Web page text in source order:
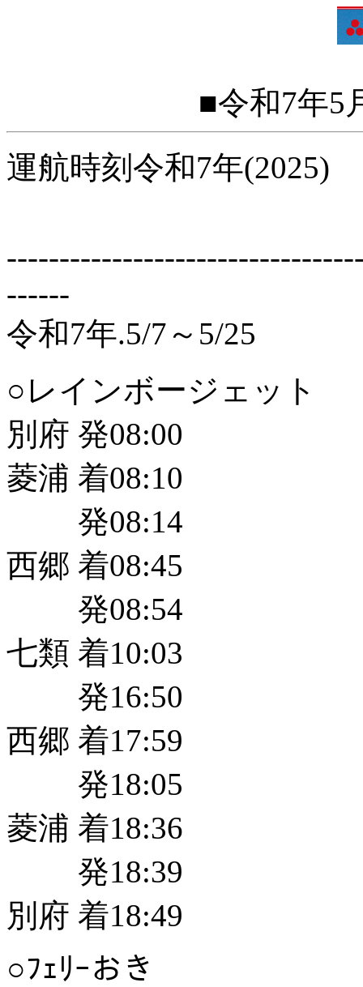
■令和7年5
運航時刻令和7年(2025)
------
令和7年.5/7～5/25
○レインボージェット
別府 発08:00
菱浦 着08:10
発08:14
西郷 着08:45
発08:54
七類 着10:03
発16:50
西郷 着17:59
発18:05
菱浦 着18:36
発18:39
別府 着18:49
○ﾌｪﾘｰおき